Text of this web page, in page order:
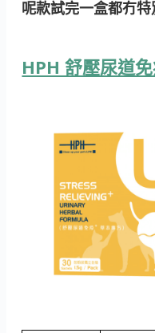
呢款試完一盒都冇特
HPH 舒壓尿道